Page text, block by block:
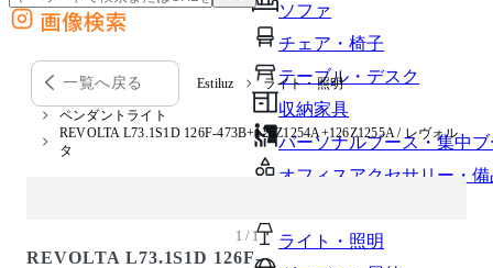
ソファ
チェア・椅子
テーブル・デスク
収納家具
パーソナルブース・集中
オフィスアクセサリー・備
ライト・照明
外部サイトの商品をカートに追加
他のサイトで見つけた商品ページのURLを貼り付けて、カートに追加できます
画像検索
一覧へ戻る Estiluz ライト・照明
ペンダントライト
REVOLTA L73.1S1D 126F-473B+126Z1254A+126Z1255A / レヴォル
タ
1 / 1
REVOLTA L73.1S1D 126F-